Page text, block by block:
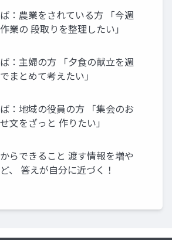
：農業をされている方 「今週
業の 段取りを整理したい」
：主婦の方 「夕食の献立を週
まとめて考えたい」
：地域の役員の方 「集会のお
文をざっと 作りたい」
らできること 渡す情報を増や
、 答えが自分に近づく！